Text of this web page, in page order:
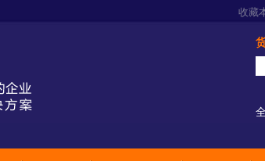
收藏